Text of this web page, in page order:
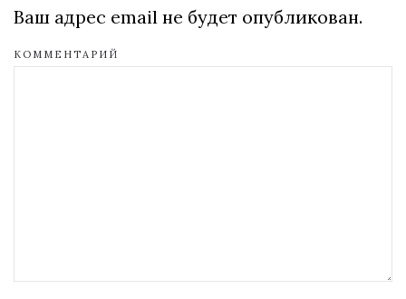
Ваш адрес email не будет опубликован.
КОММЕНТАРИЙ